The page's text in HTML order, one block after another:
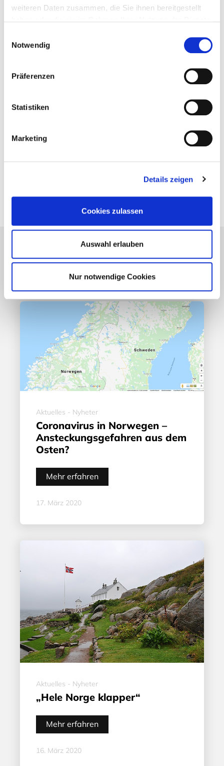
weiteren Daten zusammen, die Sie ihnen bereitgestellt
Notwendig
Präferenzen
Statistiken
Marketing
Details zeigen
Cookies zulassen
Auswahl erlauben
Nur notwendige Cookies
Kjeåsen – Traumblick über den
20. Juni 2015
Vorheriger Artikel
Panoramawanderung zum Hof
Lesetipps
UNSERE EMPFEHLUNGEN
Aktuelles - Nyheter
Coronavirus in Norwegen –
Ansteckungsgefahren aus dem
Osten?
Mehr erfahren
17. März 2020
Aktuelles - Nyheter
„Hele Norge klapper“
Mehr erfahren
16. März 2020